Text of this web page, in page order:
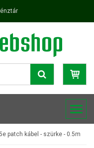
patch kábel - szürke - 0.5m